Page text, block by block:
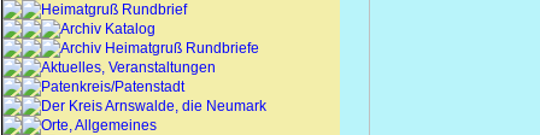
Heimatgruß Rundbrief
Archiv Katalog
Archiv Heimatgruß Rundbriefe
Aktuelles, Veranstaltungen
Patenkreis/Patenstadt
Der Kreis Arnswalde, die Neumark
Orte, Allgemeines